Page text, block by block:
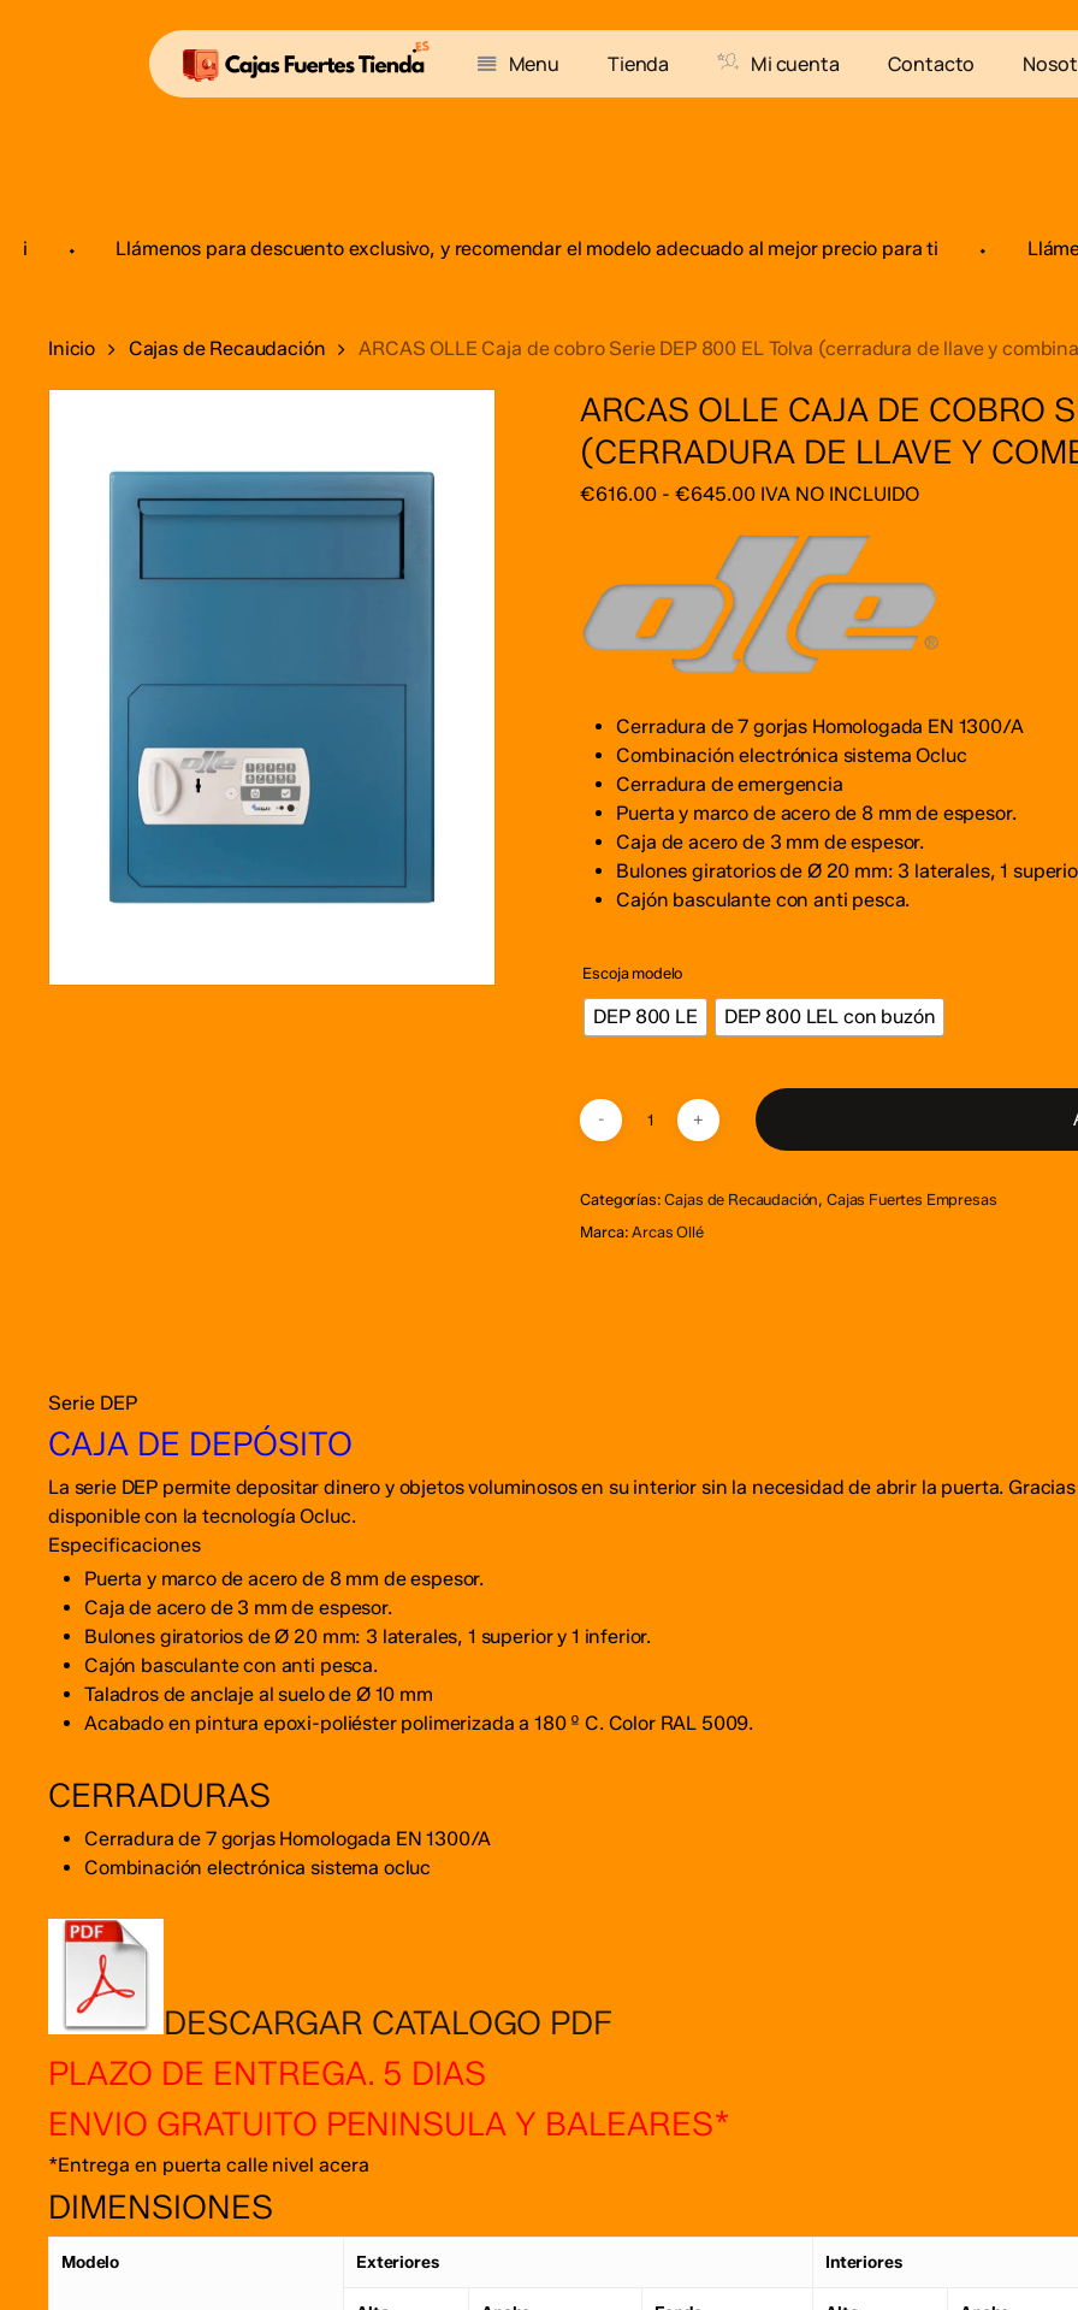
Menu Tienda Mi cuenta ContactoCarro de
Llámenos para descuento exclusivo, y recomendar el modelo adecuado al mejor precio para ti
Inicio Cajas de Recaudación ARCAS OLLE Caja de cobro Serie DEP 800 EL Tolva (cerradura de llave y
ARCAS OLLE CAJA DE COBRO
(CERRADURA DE LLAVE Y
€616.00 - €645.00Rango
precios:
desde
€616.00
hasta
€645.00
IVA NO INCLUIDO
Cerradura de 7 gorjas Homologada EN 1300/A
Combinación electrónica sistema Ocluc
Cerradura de emergencia
Puerta y marco de acero de 8 mm de espesor.
Caja de acero de 3 mm de espesor.
Bulones giratorios de Ø 20 mm: 3 laterales, 1
Cajón basculante con anti pesca.
Escoja modelo
DEP 800 LE DEP 800 LEL con buzón
Categorías:Cajas de Recaudación, Cajas Fuertes Empresas
Marca:Arcas Ollé
Serie DEP
CAJA DE DEPÓSITO
La serie DEP permite depositar dinero y objetos voluminosos en su interior sin la necesidad de abrir la puerta.
disponible con la tecnología Ocluc.
Especificaciones
Puerta y marco de acero de 8 mm de espesor.
Caja de acero de 3 mm de espesor.
Bulones giratorios de Ø 20 mm: 3 laterales, 1 superior y 1 inferior.
Cajón basculante con anti pesca.
Taladros de anclaje al suelo de Ø 10 mm
Acabado en pintura epoxi-poliéster polimerizada a 180 º C. Color RAL 5009.
CERRADURAS
Cerradura de 7 gorjas Homologada EN 1300/A
Combinación electrónica sistema ocluc
DESCARGAR CATALOGO PDF
PLAZO DE ENTREGA. 5 DIAS
ENVIO GRATUITO PENINSULA Y BALEARES*
*Entrega en puerta calle nivel acera
DIMENSIONES
Modelo Exteriores Interiores
Sé el primero en valorar
Tolva (cerradura de
Guarda mi nombre,